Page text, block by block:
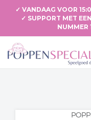
✓ VANDAAG VOOR
✓ SUPPORT MET
NUMMER